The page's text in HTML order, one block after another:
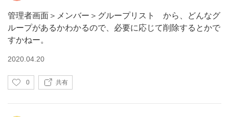
管理者画面＞メンバー＞グループリスト から、どんなグ
ループがあるかわかるので、必要に応じて削除するとかで
すかねー。
2020.04.20
い
0 共有